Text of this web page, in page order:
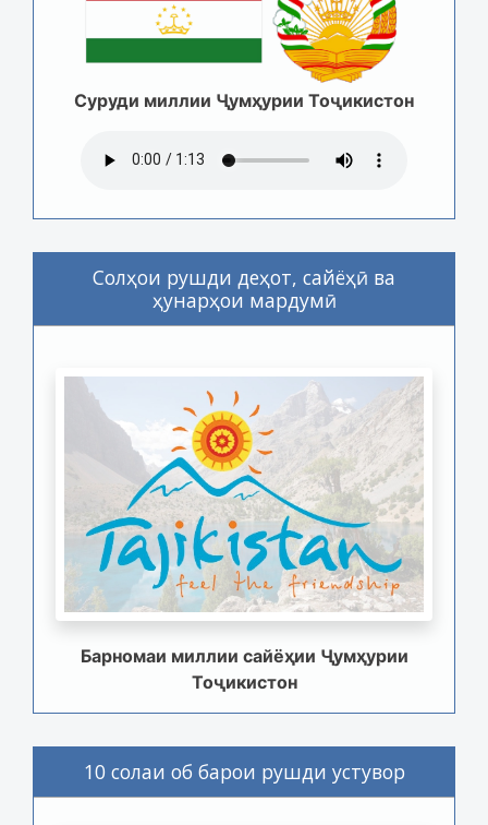
Суруди миллии Ҷумҳурии Тоҷикистон
Солҳои рушди деҳот, сайёҳӣ ва
ҳунарҳои мардумӣ
Барномаи миллии сайёҳии Ҷумҳурии
Тоҷикистон
10 солаи об барои рушди устувор